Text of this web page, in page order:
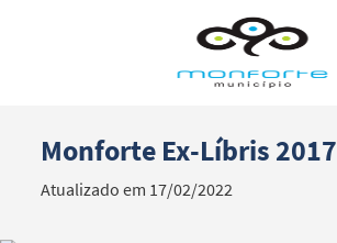
Termo de Pesquisa
Monforte Ex-Líbris 2017
Atualizado em 17/02/2022